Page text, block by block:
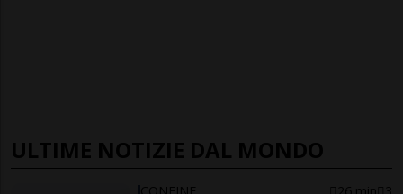
ULTIME NOTIZIE DAL MONDO